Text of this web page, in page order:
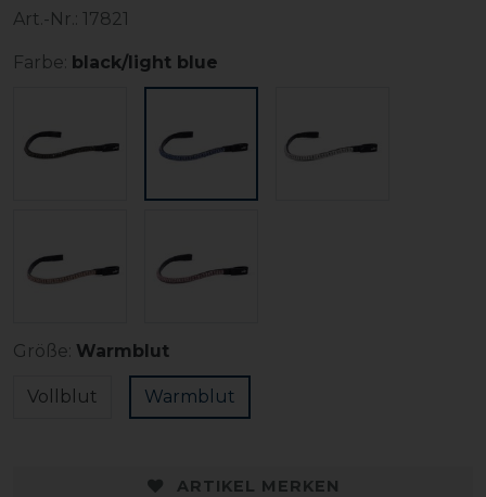
Art.-Nr.: 17821
Farbe: black/light blue
Größe: Warmblut
Vollblut Warmblut
ARTIKEL MERKEN